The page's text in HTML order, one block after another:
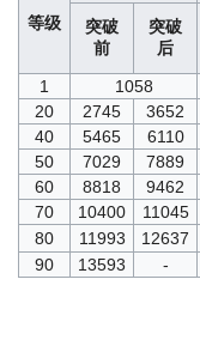
等级
突破
前
突破
后
1 1058
20 2745 3652
40
5465 6110
50
7029 7889
60
8818 9462
70
10400 11045
80
11993 12637
90
13593 -